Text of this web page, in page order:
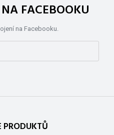
FACEBOOKU
na Facebooku.
PRODUKTŮ